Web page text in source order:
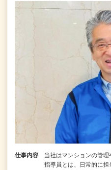
仕事内容
当社はマンションの管
指導員とは、日常的に担